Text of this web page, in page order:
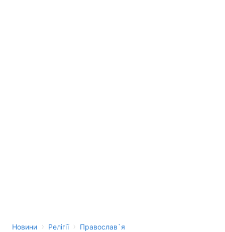
Новини › Релігії › Православ`я